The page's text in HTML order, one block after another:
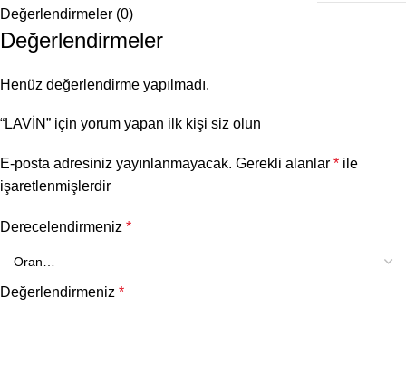
Değerlendirmeler (0)
Değerlendirmeler
Henüz değerlendirme yapılmadı.
“LAVİN” için yorum yapan ilk kişi siz olun
E-posta adresiniz yayınlanmayacak. Gerekli alanlar * ile
işaretlenmişlerdir
Derecelendirmeniz *
Değerlendirmeniz *